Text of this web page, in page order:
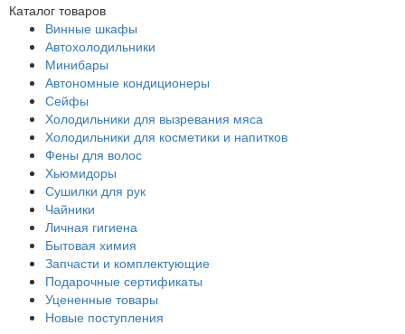
Каталог товаров
Винные шкафы
Автохолодильники
Минибары
Автономные кондиционеры
Сейфы
Холодильники для вызревания мяса
Холодильники для косметики и напитков
Фены для волос
Хьюмидоры
Сушилки для рук
Чайники
Личная гигиена
Бытовая химия
Запчасти и комплектующие
Подарочные сертификаты
Уцененные товары
Новые поступления